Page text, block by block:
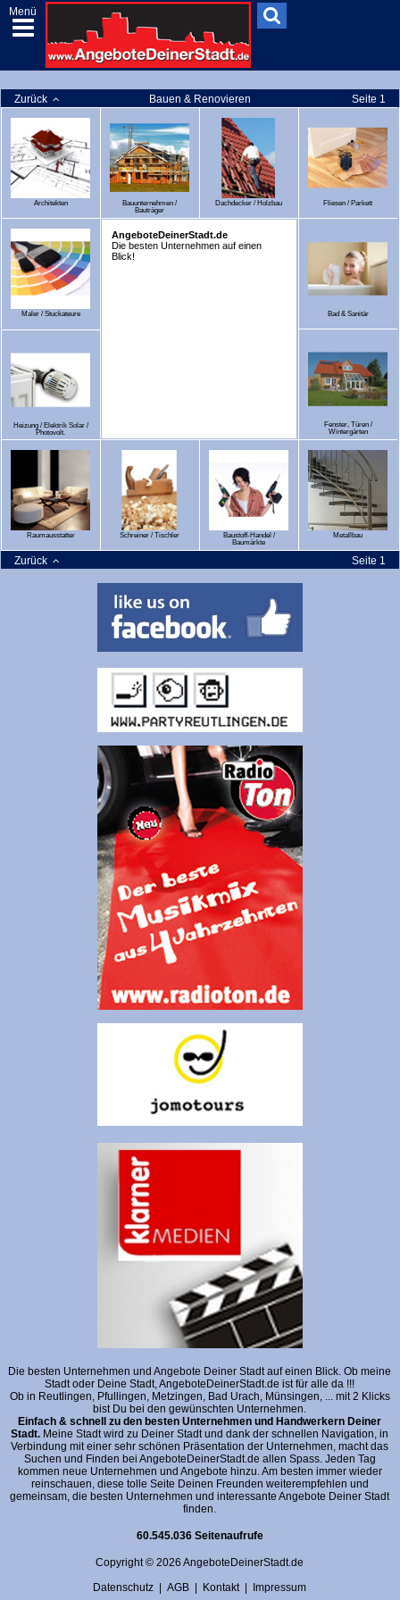
Menü
Zurück Bauen & Renovieren Seite 1
Architekten
Bauunternehmen /
Bauträger
Dachdecker / Holzbau Fliesen / Parkett
Maler / Stuckateure
AngeboteDeinerStadt.de
Die besten Unternehmen auf einen
Blick!
Bad & Sanitär
Heizung / Elektrik Solar /
Photovolt.
Fenster, Türen /
Wintergärten
Raumausstatter Schreiner / Tischler
Baustoff-Handel /
Baumärkte
Metallbau
Zurück Seite 1
Die besten Unternehmen und Angebote Deiner Stadt auf einen Blick. Ob meine
Stadt oder Deine Stadt, AngeboteDeinerStadt.de ist für alle da !!!
Ob in Reutlingen, Pfullingen, Metzingen, Bad Urach, Münsingen, ... mit 2 Klicks
bist Du bei den gewünschten Unternehmen.
Einfach & schnell zu den besten Unternehmen und Handwerkern Deiner
Stadt. Meine Stadt wird zu Deiner Stadt und dank der schnellen Navigation, in
Verbindung mit einer sehr schönen Präsentation der Unternehmen, macht das
Suchen und Finden bei AngeboteDeinerStadt.de allen Spass. Jeden Tag
kommen neue Unternehmen und Angebote hinzu. Am besten immer wieder
reinschauen, diese tolle Seite Deinen Freunden weiterempfehlen und
gemeinsam, die besten Unternehmen und interessante Angebote Deiner Stadt
finden.
60.545.036 Seitenaufrufe
Copyright © 2026 AngeboteDeinerStadt.de
Datenschutz |AGB | Kontakt| Impressum